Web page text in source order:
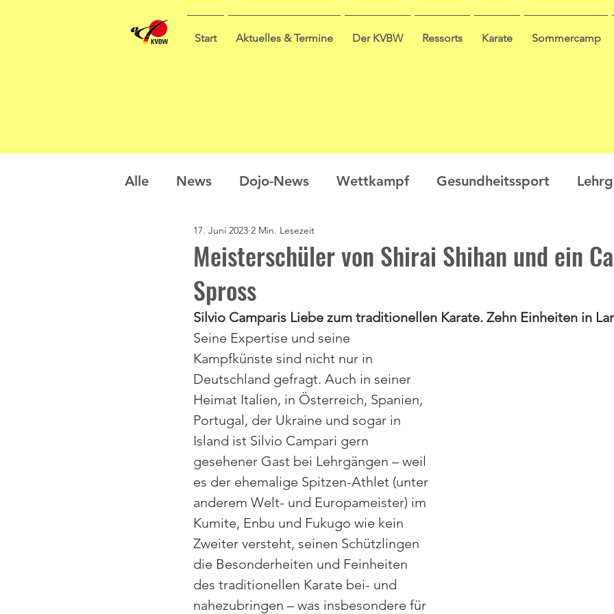
Start Aktuelles & Termine Der KVBW Ressorts Karate Sommercamp
Alle News Dojo-News Wettkampf Gesundheitssport
Nachwuchs Prüfungen
Sommercamp
Meisterschüler von Shirai Shihan und ein
Spross
17. Juni 2023 2 Min. Lesezeit
Silvio Camparis Liebe zum traditionellen Karate. Zehn Einheiten in
Seine Expertise und seine
Kampfkünste sind nicht nur in
Deutschland gefragt. Auch in seiner
Heimat Italien, in Österreich, Spanien,
Portugal, der Ukraine und sogar in
Island ist Silvio Campari gern
gesehener Gast bei Lehrgängen – weil
es der ehemalige Spitzen-Athlet (unter
anderem Welt- und Europameister) im
Kumite, Enbu und Fukugo wie kein
Zweiter versteht, seinen Schützlingen
die Besonderheiten und Feinheiten
des traditionellen Karate bei- und
nahezubringen – was insbesondere für